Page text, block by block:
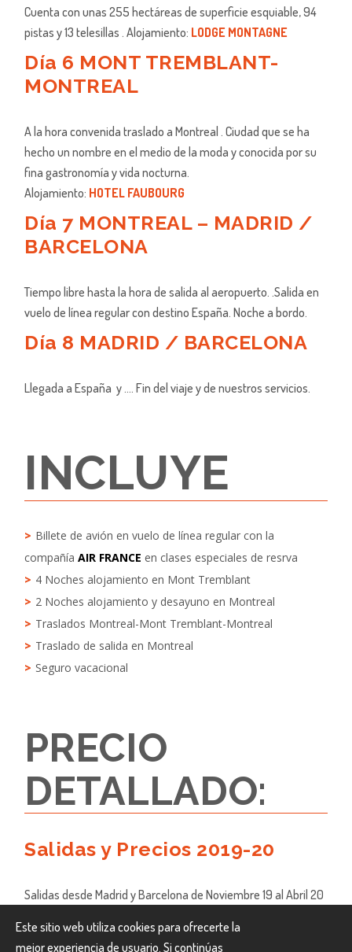
Cuenta con unas 255 hectáreas de superficie esquiable, 94
pistas y 13 telesillas . Alojamiento: LODGE MONTAGNE
Día 6 MONT TREMBLANT-
MONTREAL
A la hora convenida traslado a Montreal . Ciudad que se ha
hecho un nombre en el medio de la moda y conocida por su
fina gastronomía y vida nocturna.
Alojamiento: HOTEL FAUBOURG
Día 7 MONTREAL – MADRID /
BARCELONA
Tiempo libre hasta la hora de salida al aeropuerto. .Salida en
vuelo de línea regular con destino España. Noche a bordo.
Día 8 MADRID / BARCELONA
Llegada a España y …. Fin del viaje y de nuestros servicios.
INCLUYE
Billete de avión en vuelo de línea regular con la
compañíaAIR FRANCE en clases especiales de resrva
4 Noches alojamiento en Mont Tremblant
2 Noches alojamiento y desayuno en Montreal
Traslados Montreal-Mont Tremblant-Montreal
Traslado de salida en Montreal
Seguro vacacional
PRECIO
DETALLADO:
Salidas y Precios 2019-20
Salidas desde Madrid y Barcelona de Noviembre 19 al Abril 20
Marzo 29 Abril 5 Precio por persona en
Este sitio web utiliza cookies para ofrecerte la
mejor experiencia de usuario. Si continúas